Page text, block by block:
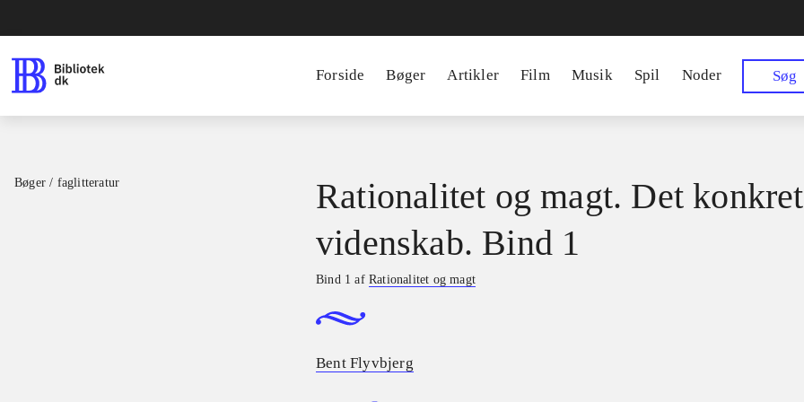
Forside Bøger Artikler Film Musik Spil Noder Søg
Bøger / faglitteratur
Rationalitet og magt. Det
videnskab. Bind 1
Bind 1 afRationalitet og magt
Bent Flyvbjerg